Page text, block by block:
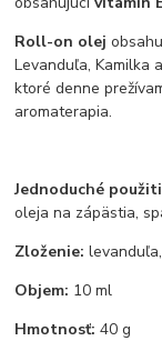
Roll-on olej
Levanduľa, Kamilka
ktoré denne
aromaterapia.
Jednoduché
oleja na zápästia,
Zloženie:
Objem: 10 ml
Hmotnosť: 40 g